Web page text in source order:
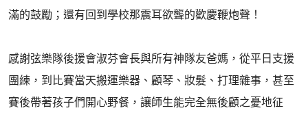
滿的鼓勵；還有回到學校那震耳欲聾的歡慶鞭炮聲！
感謝弦樂隊後援會淑芬會長與所有神隊友爸媽，從平日支援
團練，到比賽當天搬運樂器、顧琴、妝髮、打理雜事，甚至
賽後帶著孩子們開心野餐，讓師生能完全無後顧之憂地征